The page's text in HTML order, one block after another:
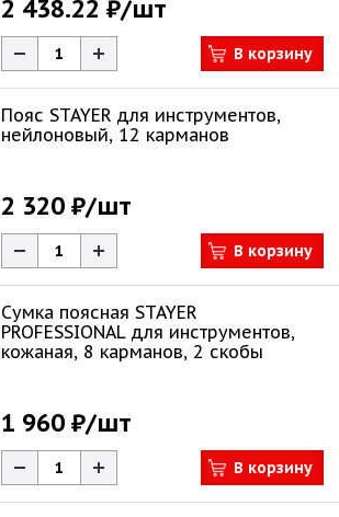
2 438.22 ₽/шт
В корзину
Пояс STAYER для инструментов,
нейлоновый, 12 карманов
2 320 ₽/шт
В корзину
Сумка поясная STAYER
PROFESSIONAL для инструментов,
кожаная, 8 карманов, 2 скобы
1 960 ₽/шт
В корзину